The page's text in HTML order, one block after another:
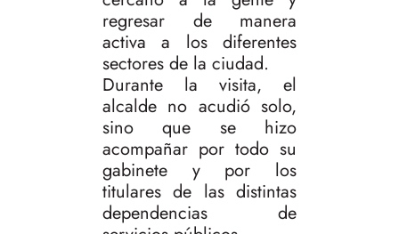
regresar de manera
activa a los diferentes
sectores de la ciudad.
Durante la visita, el
alcalde no acudió solo,
sino que se hizo
acompañar por todo su
gabinete y por los
titulares de las distintas
dependencias de